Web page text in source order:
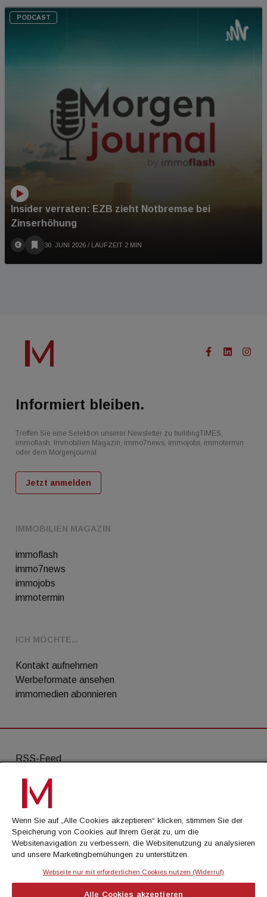
PODCAST
Insider verraten: EZB zieht Notbremse bei
Zinserhöhung
30. JUNI 2026 / LAUFZEIT 2 MIN
IMMOBILIEN MAGAZIN
immoflash
immo7news
immojobs
immotermin
ICH MÖCHTE...
Kontakt aufnehmen
Werbeformate ansehen
immomedien abonnieren
Informiert bleiben.
Treffen Sie eine Selektion unserer Newsletter zu buildingTIMES,
immoflash, Immobilien Magazin, immo7news, immojobs, immotermin
oder dem Morgenjournal
Jetzt anmelden
RSS-Feed
AGB
Datenschutz
Kontakt
Impressum
Wenn Sie auf „Alle Cookies akzeptieren“ klicken, stimmen Sie der
Speicherung von Cookies auf Ihrem Gerät zu, um die
Websitenavigation zu verbessern, die Websitenutzung zu analysieren
und unsere Marketingbemühungen zu unterstützen.
Webseite nur mit erforderlichen Cookies nutzen (Widerruf)
Alle Cookies akzeptieren